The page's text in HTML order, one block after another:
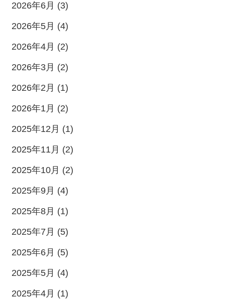
2026年6月 (3)
2026年5月 (4)
2026年4月 (2)
2026年3月 (2)
2026年2月 (1)
2026年1月 (2)
2025年12月 (1)
2025年11月 (2)
2025年10月 (2)
2025年9月 (4)
2025年8月 (1)
2025年7月 (5)
2025年6月 (5)
2025年5月 (4)
2025年4月 (1)